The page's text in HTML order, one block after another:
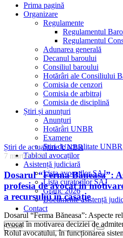
Prima pagină
Organizare
Regulamente
Regulamentul
Regulamentul
Adunarea generală
Decanul baroului
Consiliul baroului
Hotărâri ale Consiliului
Comisia de cenzori
Comisia de arbitraj
Comisia de disciplină
Știri și anunțuri
Anunțuri
Hotărâri UNBR
Examene
Știri de actualitate UNBR
Tabloul avocaților
Asistență judiciară
Lista avocaților SAJ
Lista curatorilor SAJ
Grafic 2026
Documente asistență
Contact
Știri de actualitate UNBR
7 martie 2022
Dosarul “Ferma Băneasa”:
profesia de avocat în
a recursului în casație
Dosarul “Ferma Băneasa”: Aspecte
avocat în motivarea deciziei de
Rolul avocatului, în funcționarea